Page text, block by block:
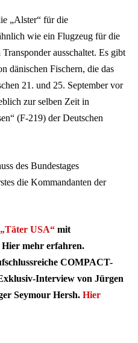
„Alster“ für die
wie ein Flugzeug für die
ausschaltet. Es gibt
dänischen Fischern, die das
21. und 25. September vor
zur selben Zeit in
(F-219) der Deutschen
des Bundestages
die Kommandanten der
USA“ mit
mehr erfahren.
COMPACT-
Interview von Jürgen
Seymour Hersh. Hier